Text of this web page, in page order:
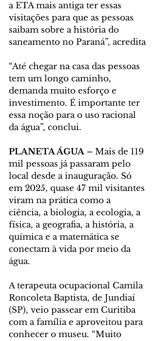
a ETA mais antiga ter essas
visitações para que as pessoas
saibam sobre a história do
saneamento no Paraná”, acredita
“Até chegar na casa das pessoas
tem um longo caminho,
demanda muito esforço e
investimento. É importante ter
essa noção para o uso racional
da água”, conclui.
PLANETA ÁGUA – Mais de 119
mil pessoas já passaram pelo
local desde a inauguração. Só
em 2025, quase 47 mil visitantes
viram na prática como a
ciência, a biologia, a ecologia, a
física, a geografia, a história, a
química e a matemática se
conectam à vida por meio da
água.
A terapeuta ocupacional Camila
Roncoleta Baptista, de Jundiaí
(SP), veio passear em Curitiba
com a família e aproveitou para
conhecer o museu. “Muito